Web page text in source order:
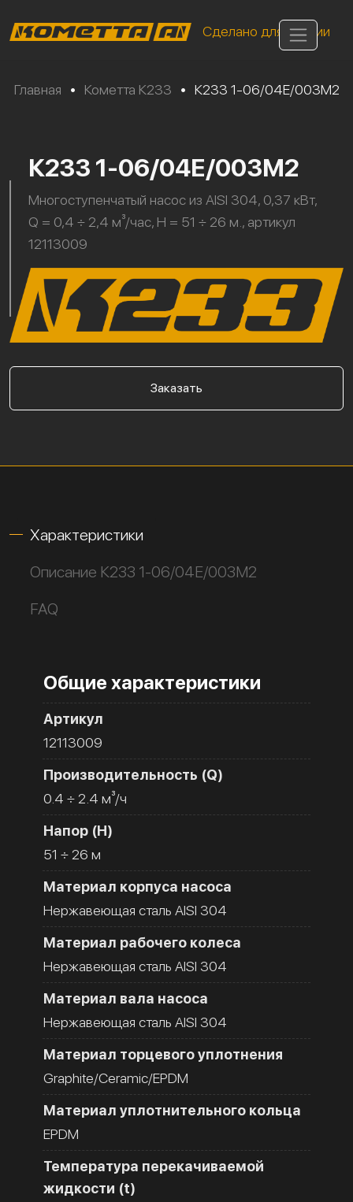
Сделано для России
Главная • Кометта К233 • К233 1-06/04Е/003М2
К233 1-06/04Е/003М2
Многоступенчатый насос из AISI 304, 0,37 кВт,
Q = 0,4 ÷ 2,4 м³/час, H = 51 ÷ 26 м., артикул
12113009
Заказать
Характеристики
Описание К233 1-06/04Е/003М2
FAQ
Общие характеристики
Артикул
12113009
Производительность (Q)
0.4 ÷ 2.4 м³/ч
Напор (H)
51 ÷ 26 м
Материал корпуса насоса
Нержавеющая сталь AISI 304
Материал рабочего колеса
Нержавеющая сталь AISI 304
Материал вала насоса
Нержавеющая сталь AISI 304
Материал торцевого уплотнения
Graphite/Ceramic/EPDM
Материал уплотнительного кольца
EPDM
Температура перекачиваемой
жидкости (t)